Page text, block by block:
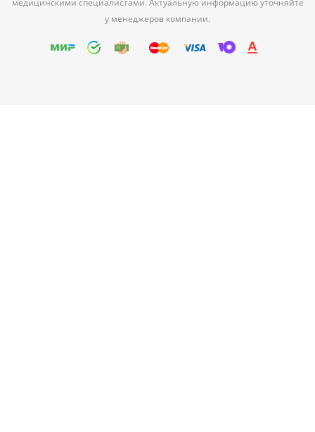
медицинскими специалистами. Актуальную информацию уточняйте
у менеджеров компании.